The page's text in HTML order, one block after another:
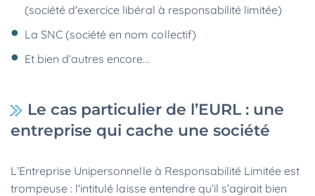
(société d'exercice libéral à responsabilité limitée)
La SNC (société en nom collectif)
Et bien d’autres encore...
Le cas particulier de l’EURL : une
entreprise qui cache une société
L’Entreprise Unipersonnelle à Responsabilité Limitée est
trompeuse : l'intitulé laisse entendre qu’il s’agirait bien